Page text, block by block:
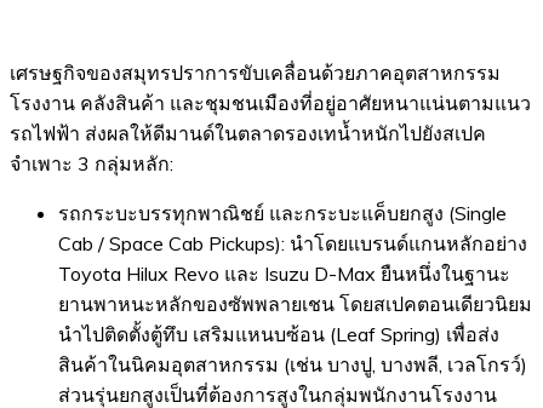
เศรษฐกิจของสมุทรปราการขับเคลื่อนด้วยภาคอุตสาหกรรม
โรงงาน คลังสินค้า และชุมชนเมืองที่อยู่อาศัยหนาแน่นตามแนว
รถไฟฟ้า ส่งผลให้ดีมานด์ในตลาดรองเทน้ำหนักไปยังสเปค
จำเพาะ 3 กลุ่มหลัก:
รถกระบะบรรทุกพาณิชย์ และกระบะแค็บยกสูง (Single
Cab / Space Cab Pickups): นำโดยแบรนด์แกนหลักอย่าง
Toyota Hilux Revo และ Isuzu D-Max ยืนหนึ่งในฐานะ
ยานพาหนะหลักของซัพพลายเชน โดยสเปคตอนเดียวนิยม
นำไปติดตั้งตู้ทึบ เสริมแหนบซ้อน (Leaf Spring) เพื่อส่ง
สินค้าในนิคมอุตสาหกรรม (เช่น บางปู, บางพลี, เวลโกรว์)
ส่วนรุ่นยกสูงเป็นที่ต้องการสูงในกลุ่มพนักงานโรงงาน